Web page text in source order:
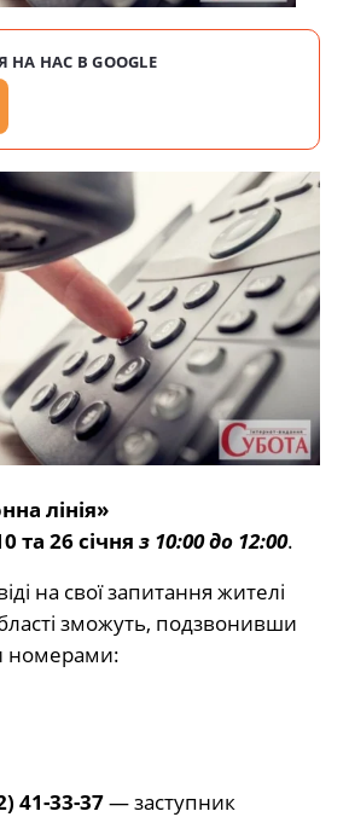
НАС В GOOGLE
лінія»
та 26січня з 10:00 до 12:00.
на свої запитання жителі
зможуть, подзвонивши
номерами:
41-33-37— заступник